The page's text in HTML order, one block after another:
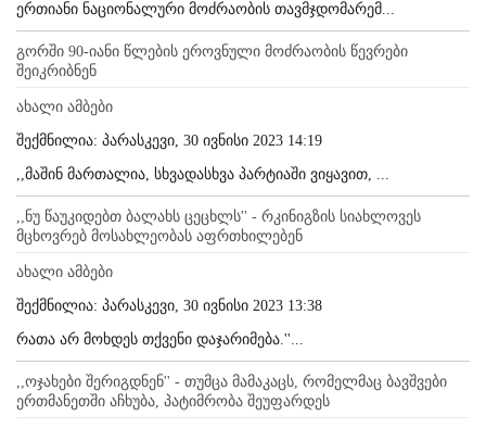
ერთიანი ნაციონალური მოძრაობის თავმჯდომარემ...
გორში 90-იანი წლების ეროვნული მოძრაობის წევრები
შეიკრიბნენ
ახალი ამბები
შექმნილია: პარასკევი, 30 ივნისი 2023 14:19
,,მაშინ მართალია, სხვადასხვა პარტიაში ვიყავით, ...
,,ნუ წაუკიდებთ ბალახს ცეცხლს'' - რკინიგზის სიახლოვეს
მცხოვრებ მოსახლეობას აფრთხილებენ
ახალი ამბები
შექმნილია: პარასკევი, 30 ივნისი 2023 13:38
რათა არ მოხდეს თქვენი დაჯარიმება.''...
,,ოჯახები შერიგდნენ'' - თუმცა მამაკაცს, რომელმაც ბავშვები
ერთმანეთში აჩხუბა, პატიმრობა შეუფარდეს